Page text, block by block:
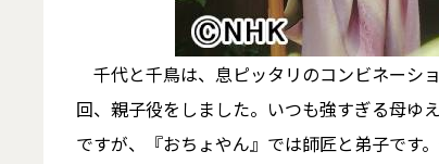
千代と千鳥は、息ピッタリのコンビネーシ
回、親子役をしました。いつも強すぎる母ゆ
ですが、『おちょやん』では師匠と弟子です